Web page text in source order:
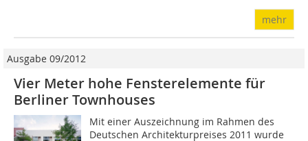
mehr
Ausgabe 09/2012
Vier Meter hohe Fensterelemente für
Berliner Townhouses
Mit einer Auszeichnung im Rahmen des
Deutschen Architekturpreises 2011 wurde